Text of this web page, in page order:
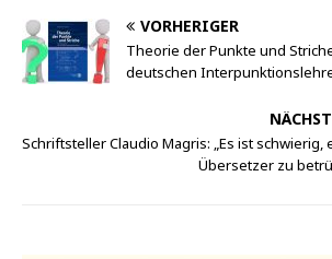
VORHERIGER
Theorie der Punkte und
deutschen
Schriftsteller Claudio Magris: „Es ist schwierig,
Übersetzer zu